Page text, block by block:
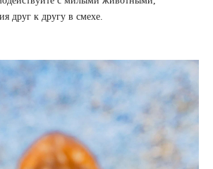
друг к другу в смехе.